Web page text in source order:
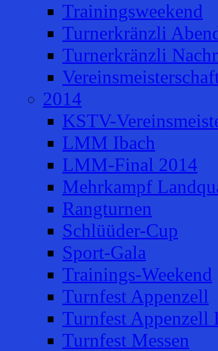
Trainingsweekend
Turnerkränzli
Turnerkränzli
2014
KSTV-
LMM Ibach
LMM-Final 2014
Mehrkampf
Rangturnen
Schlüüder-Cup
Sport-Gala
Trainings-Weekend
Turnfest Appenzell
Turnfest Appenzell
Turnfest Messen